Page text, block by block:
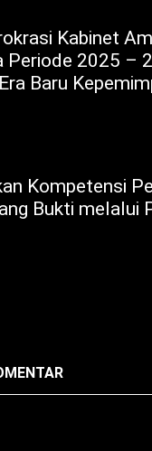
Kabinet
Periode 2025 –
Baru
Kompetensi
Bukti melalui